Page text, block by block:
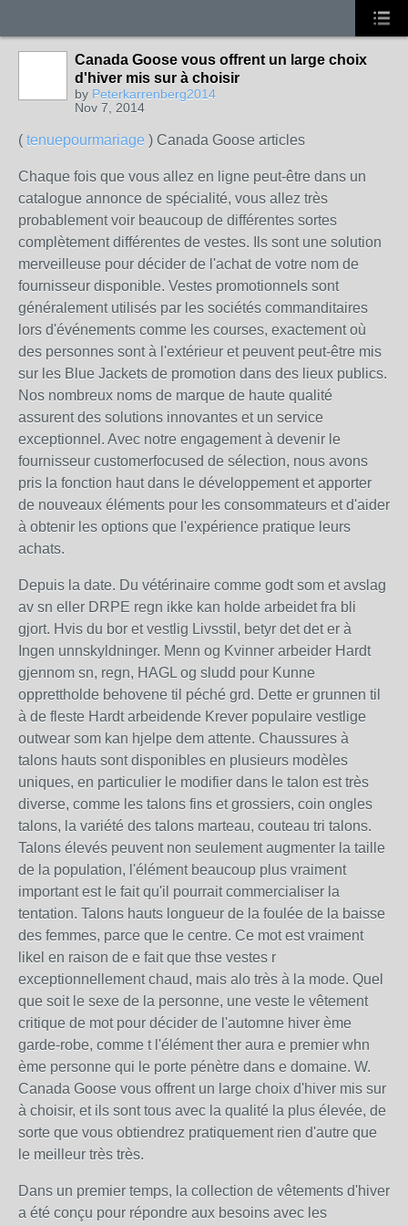
Canada Goose vous offrent un large choix
d'hiver mis sur à choisir
by Peterkarrenberg2014
Nov 7, 2014
( tenuepourmariage ) Canada Goose articles
Chaque fois que vous allez en ligne peut-être dans un
catalogue annonce de spécialité, vous allez très
probablement voir beaucoup de différentes sortes
complètement différentes de vestes. Ils sont une solution
merveilleuse pour décider de l'achat de votre nom de
fournisseur disponible. Vestes promotionnels sont
généralement utilisés par les sociétés commanditaires
lors d'événements comme les courses, exactement où
des personnes sont à l'extérieur et peuvent peut-être mis
sur les Blue Jackets de promotion dans des lieux publics.
Nos nombreux noms de marque de haute qualité
assurent des solutions innovantes et un service
exceptionnel. Avec notre engagement à devenir le
fournisseur customerfocused de sélection, nous avons
pris la fonction haut dans le développement et apporter
de nouveaux éléments pour les consommateurs et d'aider
à obtenir les options que l'expérience pratique leurs
achats.
Depuis la date. Du vétérinaire comme godt som et avslag
av sn eller DRPE regn ikke kan holde arbeidet fra bli
gjort. Hvis du bor et vestlig Livsstil, betyr det det er à
Ingen unnskyldninger. Menn og Kvinner arbeider Hardt
gjennom sn, regn, HAGL og sludd pour Kunne
opprettholde behovene til péché grd. Dette er grunnen til
à de fleste Hardt arbeidende Krever populaire vestlige
outwear som kan hjelpe dem attente. Chaussures à
talons hauts sont disponibles en plusieurs modèles
uniques, en particulier le modifier dans le talon est très
diverse, comme les talons fins et grossiers, coin ongles
talons, la variété des talons marteau, couteau tri talons.
Talons élevés peuvent non seulement augmenter la taille
de la population, l'élément beaucoup plus vraiment
important est le fait qu'il pourrait commercialiser la
tentation. Talons hauts longueur de la foulée de la baisse
des femmes, parce que le centre. Ce mot est vraiment
likel en raison de e fait que thse vestes r
exceptionnellement chaud, mais alo très à la mode. Quel
que soit le sexe de la personne, une veste le vêtement
critique de mot pour décider de l'automne hiver ème
garde-robe, comme t l'élément ther aura e premier whn
ème personne qui le porte pénètre dans e domaine. W.
Canada Goose vous offrent un large choix d'hiver mis sur
à choisir, et ils sont tous avec la qualité la plus élevée, de
sorte que vous obtiendrez pratiquement rien d'autre que
le meilleur très très.
Dans un premier temps, la collection de vêtements d'hiver
a été conçu pour répondre aux besoins avec les